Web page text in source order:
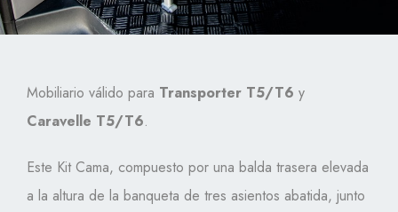
Mobiliario válido para Transporter T5/T6 y
Caravelle T5/T6.
Este Kit Cama, compuesto por una balda trasera elevada
a la altura de la banqueta de tres asientos abatida, junto